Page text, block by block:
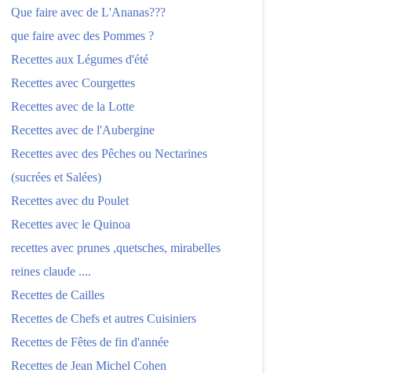
Que faire avec de L'Ananas???
que faire avec des Pommes ?
Recettes aux Légumes d'été
Recettes avec Courgettes
Recettes avec de la Lotte
Recettes avec de l'Aubergine
Recettes avec des Pêches ou Nectarines
(sucrées et Salées)
Recettes avec du Poulet
Recettes avec le Quinoa
recettes avec prunes ,quetsches, mirabelles
reines claude ....
Recettes de Cailles
Recettes de Chefs et autres Cuisiniers
Recettes de Fêtes de fin d'année
Recettes de Jean Michel Cohen